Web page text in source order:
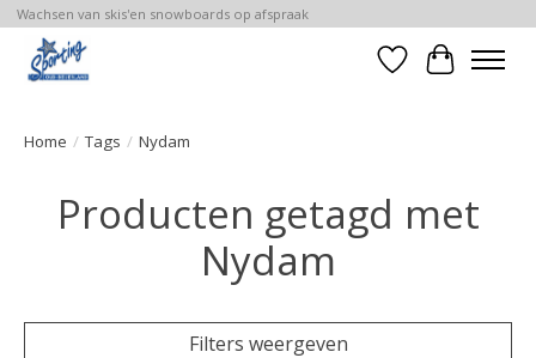
Wachsen van skis'en snowboards op afspraak
Verlanglijst
Home / Tags / Nydam
Producten getagd met
Nydam
Filters weergeven